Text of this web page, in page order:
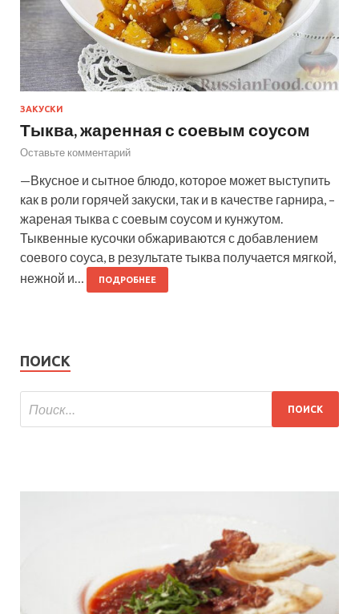
ЗАКУСКИ
Тыква, жаренная с соевым соусом
Оставьте комментарий
—Вкусное и сытное блюдо, которое может выступить
как в роли горячей закуски, так и в качестве гарнира, –
жареная тыква с соевым соусом и кунжутом.
Тыквенные кусочки обжариваются с добавлением
соевого соуса, в результате тыква получается мягкой,
нежной и…
ПОДРОБНЕЕ
ПОИСК